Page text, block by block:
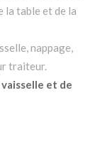
la table et de la
nappage,
traiteur.
et de